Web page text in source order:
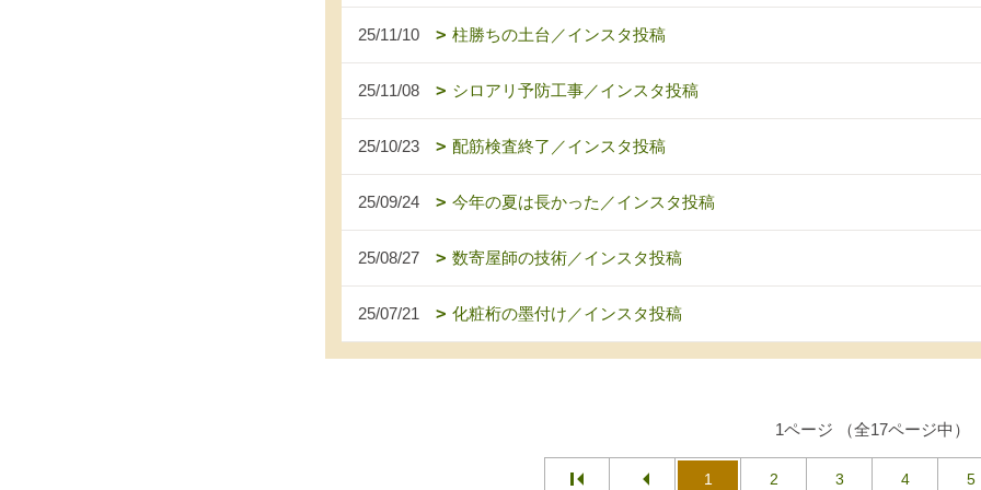
25/11/10 柱勝ちの土台／インスタ投稿
25/11/08 シロアリ予防工事／インスタ投稿
25/10/23 配筋検査終了／インスタ投稿
25/09/24 今年の夏は長かった／インスタ投稿
25/08/27 数寄屋師の技術／インスタ投稿
25/07/21 化粧桁の墨付け／インスタ投稿
1ページ （全17ページ中）
1 2 3 4 5